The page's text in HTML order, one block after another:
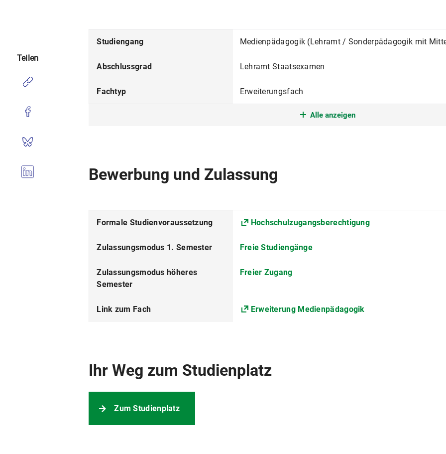
Studiengang Medienpädagogik (Lehramt / Sonderpädagogik mit
Abschlussgrad Lehramt Staatsexamen
Fachtyp Erweiterungsfach
Erweiterungsstudium
Studiensprache
Solidarbeitrag Semesterticket.
Anmerkungen Es sind Studienleistungen in Form von Scheinen anstatt
Alle anzeigen
Bewerbung und Zulassung
Formale Studienvoraussetzung Hochschulzugangsberechtigung
Zulassungsmodus 1. Semester Freie Studiengänge
Zulassungsmodus höheres
Semester
Freier Zugang
Link zum Fach Erweiterung Medienpädagogik
Ihr Weg zum Studienplatz
Zum Studienplatz
Teilen